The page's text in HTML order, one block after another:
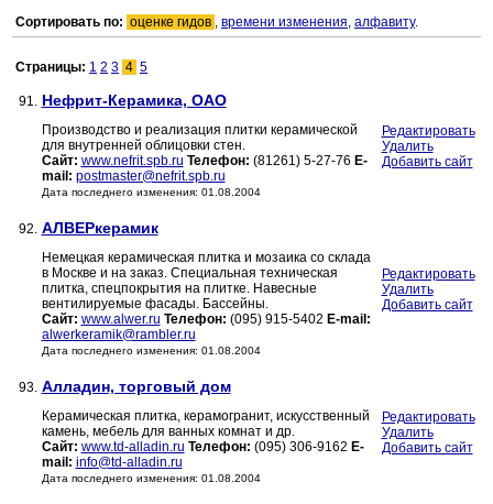
Сортировать по: оценке гидов , времени изменения, алфавиту.
Страницы: 1 2 3 4 5
91. Нефрит-Керамика, ОАО
Производство и реализация плитки керамической
для внутренней облицовки стен.
Сайт: www.nefrit.spb.ru Телефон: (81261) 5-27-76 E-
mail: postmaster@nefrit.spb.ru
Дата последнего изменения: 01.08.2004
Редактировать
Удалить
Добавить сайт
92. АЛВЕРкерамик
Немецкая керамическая плитка и мозаика со склада
в Москве и на заказ. Специальная техническая
плитка, спецпокрытия на плитке. Навесные
вентилируемые фасады. Бассейны.
Сайт: www.alwer.ru Телефон: (095) 915-5402 E-mail:
alwerkeramik@rambler.ru
Дата последнего изменения: 01.08.2004
Редактировать
Удалить
Добавить сайт
93. Алладин, торговый дом
Керамическая плитка, керамогранит, искусственный
камень, мебель для ванных комнат и др.
Сайт: www.td-alladin.ru Телефон: (095) 306-9162 E-
mail: info@td-alladin.ru
Дата последнего изменения: 01.08.2004
Редактировать
Удалить
Добавить сайт